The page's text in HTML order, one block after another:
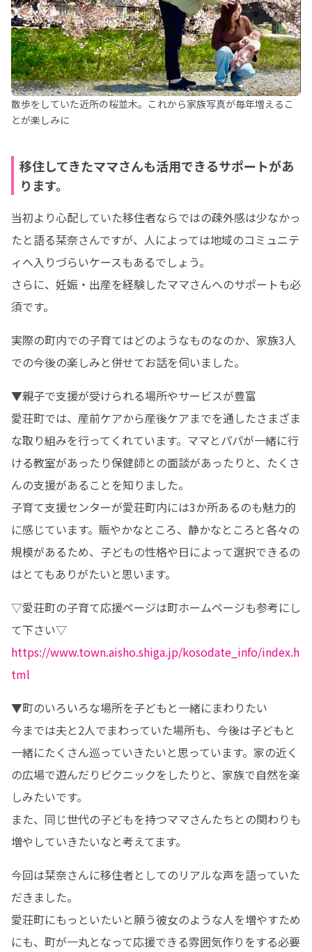
散歩をしていた近所の桜並木。これから家族写真が毎年増えるこ
とが楽しみに
移住してきたママさんも活用できるサポートがあ
ります。
当初より心配していた移住者ならではの疎外感は少なかっ
たと語る栞奈さんですが、人によっては地域のコミュニテ
ィへ入りづらいケースもあるでしょう。
さらに、妊娠・出産を経験したママさんへのサポートも必
須です。
実際の町内での子育てはどのようなものなのか、家族3人
での今後の楽しみと併せてお話を伺いました。
▼親子で支援が受けられる場所やサービスが豊富
愛荘町では、産前ケアから産後ケアまでを通したさまざま
な取り組みを行ってくれています。ママとパパが一緒に行
ける教室があったり保健師との面談があったりと、たくさ
んの支援があることを知りました。
子育て支援センターが愛荘町内には3か所あるのも魅力的
に感じています。賑やかなところ、静かなところと各々の
規模があるため、子どもの性格や日によって選択できるの
はとてもありがたいと思います。
▽愛荘町の子育て応援ページは町ホームページも参考にし
https://www.town.aisho.shiga.jp/kosodate_info/index.h
tml
▼町のいろいろな場所を子どもと一緒にまわりたい
今までは夫と2人でまわっていた場所も、今後は子どもと
一緒にたくさん巡っていきたいと思っています。家の近く
の広場で遊んだりピクニックをしたりと、家族で自然を楽
しみたいです。
また、同じ世代の子どもを持つママさんたちとの関わりも
増やしていきたいなと考えてます。
今回は栞奈さんに移住者としてのリアルな声を語っていた
だきました。
愛荘町にもっといたいと願う彼女のような人を増やすため
にも、町が一丸となって応援できる雰囲気作りをする必要